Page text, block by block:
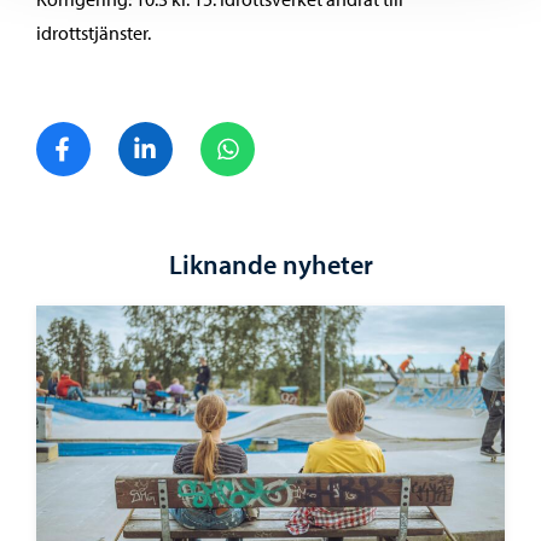
idrottstjänster.
Dela på FacebookDela på LinkedIn
Liknande nyheter